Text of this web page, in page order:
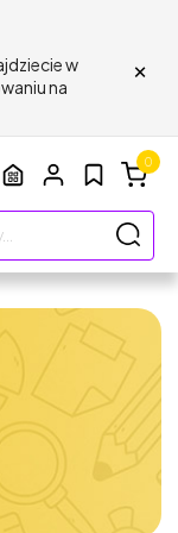
w
na
×
0